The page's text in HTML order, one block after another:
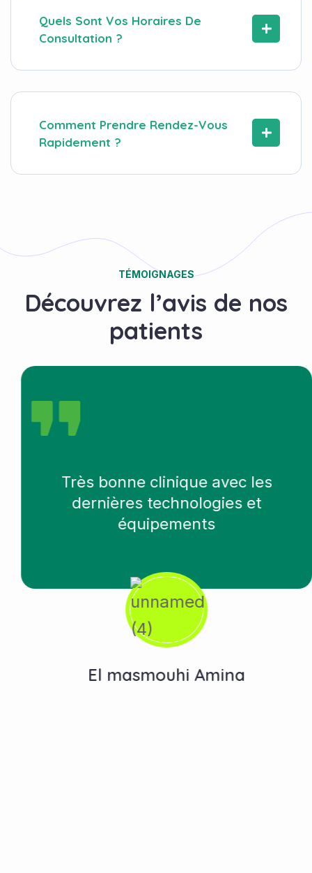
Quels Sont Vos Horaires De
Consultation ?
Comment Prendre Rendez-Vous
Rapidement ?
TÉMOIGNAGES
Découvrez l’avis de nos
patients
Très bonne clinique avec les
dernières technologies et
équipements
El masmouhi Amina